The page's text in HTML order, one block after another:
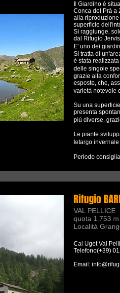
Il Giardino è
Conca del Prà a
alla
superficie
Si raggiunge,
dal Rifugio
E' uno dei
Si tratta di
è stata
delle singole
grazie alla
esposte, che,
varietà notevole
Su una
presenta
più diverse,
Le piante
letargo
Periodo
Rifugio
VAL PELLICE
quota 1.753 m
Località
Cai Uget Val
Telefono(+39)
Email: